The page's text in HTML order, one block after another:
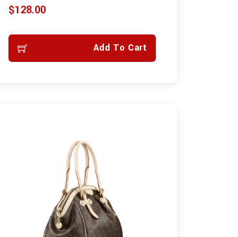
5.00
out of 5
$128.00
Add To Cart